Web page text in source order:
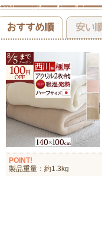
おすすめ順 安い
POINT!
製品重量：約1.3kg